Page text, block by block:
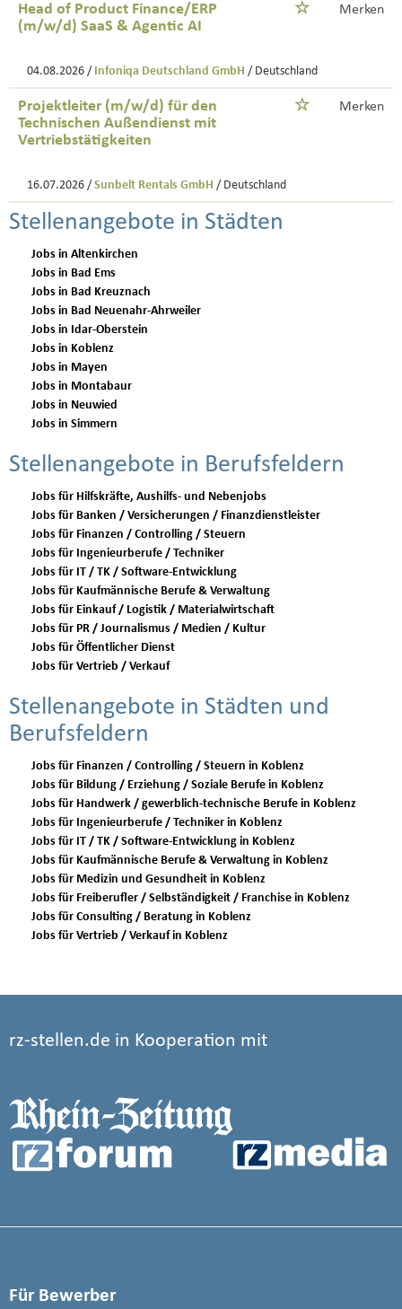
Head of Product Finance/ERP
(m/w/d) SaaS & Agentic AI
Merken
04.08.2026 / Infoniqa Deutschland GmbH / Deutschland
Projektleiter (m/w/d) für den
Technischen Außendienst mit
Vertriebstätigkeiten
Merken
16.07.2026 / Sunbelt Rentals GmbH / Deutschland
Stellenangebote in Städten
Jobs in Altenkirchen
Jobs in Bad Ems
Jobs in Bad Kreuznach
Jobs in Bad Neuenahr-Ahrweiler
Jobs in Idar-Oberstein
Jobs in Koblenz
Jobs in Mayen
Jobs in Montabaur
Jobs in Neuwied
Jobs in Simmern
Stellenangebote in Berufsfeldern
Jobs für Hilfskräfte, Aushilfs- und Nebenjobs
Jobs für Banken / Versicherungen / Finanzdienstleister
Jobs für Finanzen / Controlling / Steuern
Jobs für Ingenieurberufe / Techniker
Jobs für IT / TK / Software-Entwicklung
Jobs für Kaufmännische Berufe & Verwaltung
Jobs für Einkauf / Logistik / Materialwirtschaft
Jobs für PR / Journalismus / Medien / Kultur
Jobs für Öffentlicher Dienst
Jobs für Vertrieb / Verkauf
Stellenangebote in Städten und
Berufsfeldern
Jobs für Finanzen / Controlling / Steuern in Koblenz
Jobs für Bildung / Erziehung / Soziale Berufe in Koblenz
Jobs für Handwerk / gewerblich-technische Berufe in Koblenz
Jobs für Ingenieurberufe / Techniker in Koblenz
Jobs für IT / TK / Software-Entwicklung in Koblenz
Jobs für Kaufmännische Berufe & Verwaltung in Koblenz
Jobs für Medizin und Gesundheit in Koblenz
Jobs für Freiberufler / Selbständigkeit / Franchise in Koblenz
Jobs für Consulting / Beratung in Koblenz
Jobs für Vertrieb / Verkauf in Koblenz
rz-stellen.de in Kooperation mit
Für Bewerber